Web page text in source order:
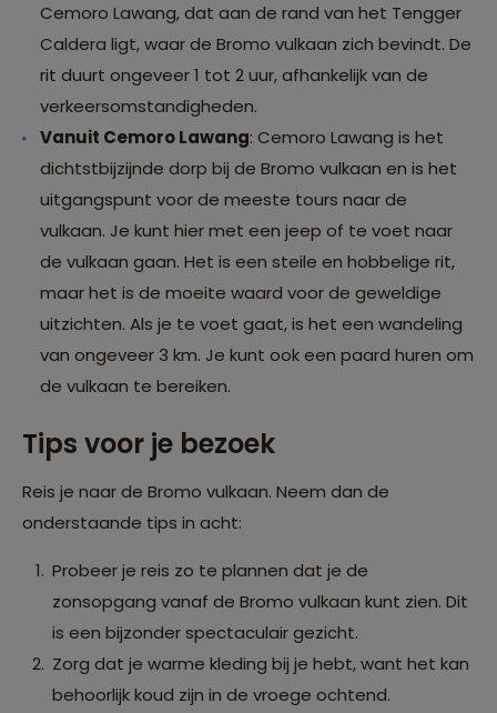
Cemoro Lawang, dat aan de rand van het Tengger
Caldera ligt, waar de Bromo vulkaan zich bevindt. De
rit duurt ongeveer 1 tot 2 uur, afhankelijk van de
verkeersomstandigheden.
Vanuit Cemoro Lawang: Cemoro Lawang is het
dichtstbijzijnde dorp bij de Bromo vulkaan en is het
uitgangspunt voor de meeste tours naar de
vulkaan. Je kunt hier met een jeep of te voet naar
de vulkaan gaan. Het is een steile en hobbelige rit,
maar het is de moeite waard voor de geweldige
uitzichten. Als je te voet gaat, is het een wandeling
van ongeveer 3 km. Je kunt ook een paard huren om
de vulkaan te bereiken.
Tips voor je bezoek
Reis je naar de Bromo vulkaan. Neem dan de
onderstaande tips in acht:
Probeer je reis zo te plannen dat je de
zonsopgang vanaf de Bromo vulkaan kunt zien. Dit
is een bijzonder spectaculair gezicht.
Zorg dat je warme kleding bij je hebt, want het kan
behoorlijk koud zijn in de vroege ochtend.